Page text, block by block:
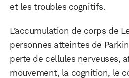
et les troubles cognitifs.
L’accumulation de corps de
personnes atteintes de
perte de cellules nerveuses,
mouvement, la cognition, le